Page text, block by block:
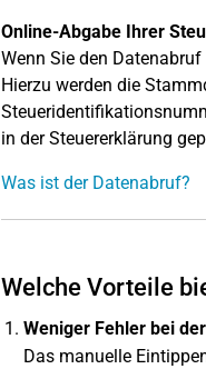
Online-Abgabe Ihrer
Wenn Sie den
Hierzu werden die
in der Steuererklärung
Was ist der Datenabruf?
Welche Vorteile
Weniger Fehler bei
Das manuelle